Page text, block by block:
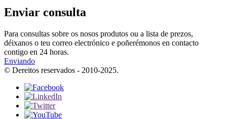
Enviar consulta
Para consultas sobre os nosos produtos ou a lista de prezos,
déixanos o teu correo electrónico e poñerémonos en contacto
contigo en 24 horas.
Enviando
© Dereitos reservados - 2010-2025.